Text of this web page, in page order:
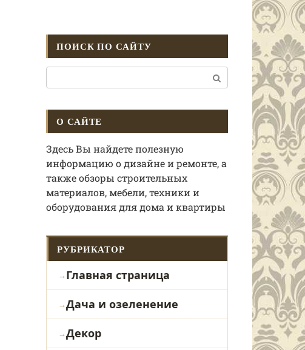
ПОИСК ПО САЙТУ
О САЙТЕ
Здесь Вы найдете полезную
информацию о дизайне и ремонте, а
также обзоры строительных
материалов, мебели, техники и
оборудования для дома и квартиры
РУБРИКАТОР
Главная страница
Дача и озеленение
Декор